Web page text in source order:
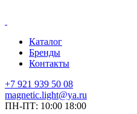
Каталог
Бренды
Контакты
+7 921 939 50 08
magnetic.light@ya.ru
ПН-ПТ: 10:00 18:00